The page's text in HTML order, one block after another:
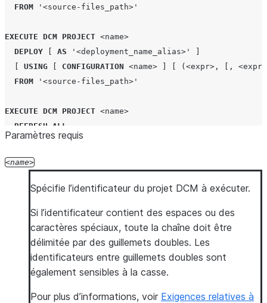
FROM
'<source-files_path>'
EXECUTE DCM PROJECT <name>
DEPLOY
AS '<deployment_name_alias>'
USING CONFIGURATION <name> ( <expr> , [,
<expr>
FROM
'<source-files_path>'
EXECUTE DCM PROJECT <name>
REFRESH
ALL
EXECUTE
TEST ALL
PREVIEW <fully_qualified_table_object_name>
USING
CONFIGURATION <config_name>
FROM '<source_files_path>'
Paramètres requis
name
Spécifie l’identificateur du projet DCM à exécuter.
Si l’identificateur contient des espaces ou des
caractères spéciaux, toute la chaîne doit être
délimitée par des guillemets doubles. Les
identificateurs entre guillemets doubles sont
également sensibles à la casse.
Pour plus d’informations, voir Exigences relatives à